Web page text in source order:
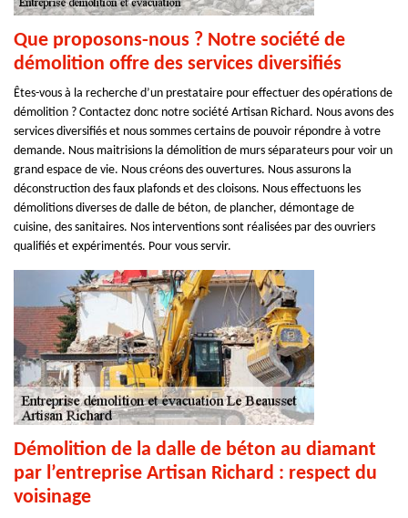
Que proposons-nous ? Notre société de
démolition offre des services diversifiés
Êtes-vous à la recherche d’un prestataire pour effectuer des opérations de
démolition ? Contactez donc notre société Artisan Richard. Nous avons des
services diversifiés et nous sommes certains de pouvoir répondre à votre
demande. Nous maitrisions la démolition de murs séparateurs pour voir un
grand espace de vie. Nous créons des ouvertures. Nous assurons la
déconstruction des faux plafonds et des cloisons. Nous effectuons les
démolitions diverses de dalle de béton, de plancher, démontage de
cuisine, des sanitaires. Nos interventions sont réalisées par des ouvriers
qualifiés et expérimentés. Pour vous servir.
Démolition de la dalle de béton au diamant
par l’entreprise Artisan Richard : respect du
voisinage